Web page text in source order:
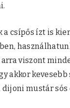
a csípős ízt is
viszont
akkor kevesebb
mustár sós